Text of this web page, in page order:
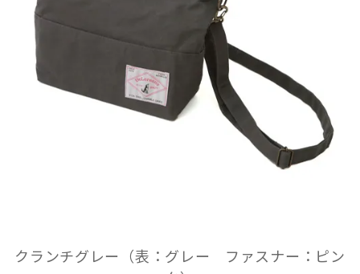
クランチグレー（表：グレー ファスナー：ピン